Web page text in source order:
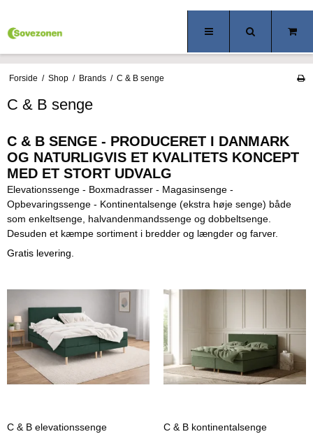
Forside / Shop / Brands / C & B senge
C & B senge
C & B SENGE - PRODUCERET I DANMARK
OG NATURLIGVIS ET KVALITETS KONCEPT
MED ET STORT UDVALG
Elevationssenge - Boxmadrasser - Magasinsenge -
Opbevaringssenge - Kontinentalsenge (ekstra høje senge) både
som enkeltsenge, halvandenmandssenge og dobbeltsenge.
Desuden et kæmpe sortiment i bredder og længder og farver.
Gratis levering.
C & B elevationssenge C & B kontinentalsenge